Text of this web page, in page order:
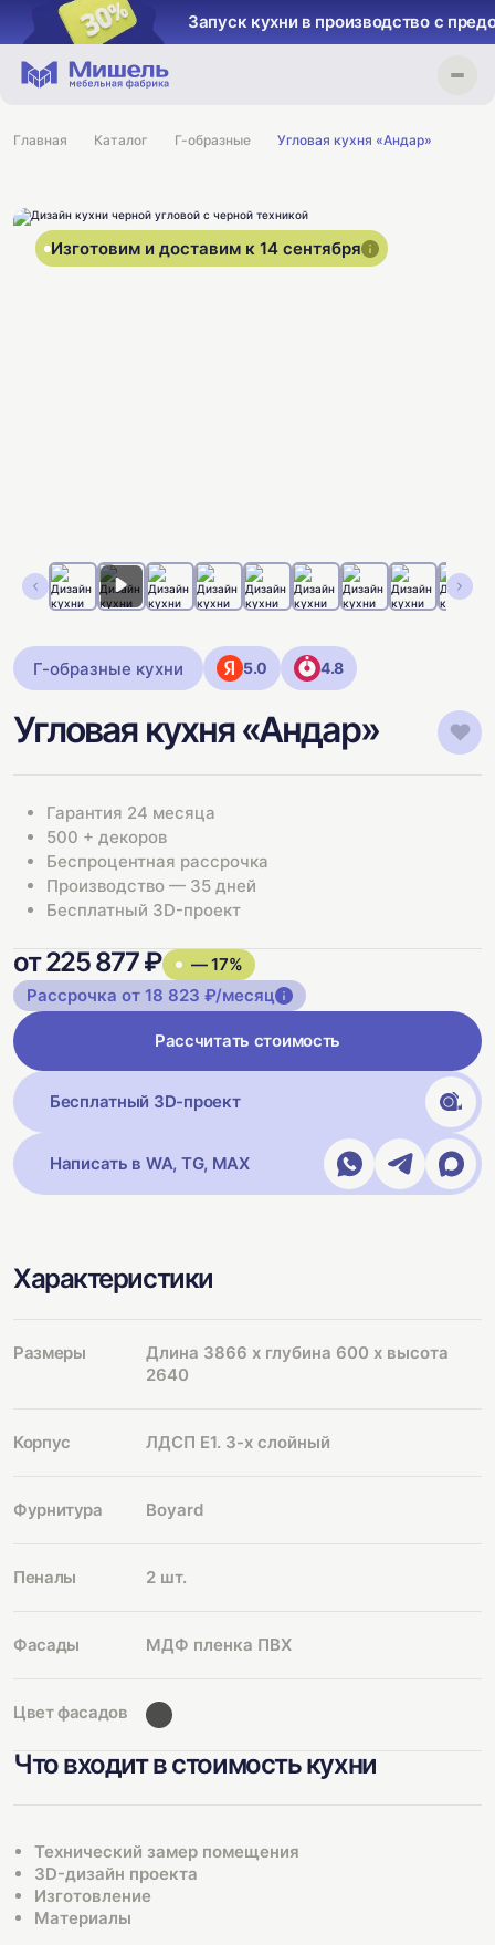
Запуск кухни в производство с
Главная Каталог Г-образные Угловая кухня «Андар»
Изготовим и доставим к 14 сентября
Г-образные кухни 5.0 4.8
Угловая кухня «Андар»
Гарантия 24 месяца
500 + декоров
Беспроцентная рассрочка
Производство — 35 дней
Бесплатный 3D-проект
от 225 877 ₽
— 17%
Рассрочка от 18 823 ₽/месяц
Рассчитать стоимость
Бесплатный 3D-проект
Написать в WA, TG, MAX
Характеристики
Размеры
Длина 3866 х глубина 600 х высота
2640
Корпус ЛДСП Е1. 3-х слойный
Фурнитура Boyard
Пеналы 2 шт.
Фасады МДФ пленка ПВХ
Цвет фасадов
Что входит в стоимость кухни
Технический замер помещения
3D-дизайн проекта
Изготовление
Материалы